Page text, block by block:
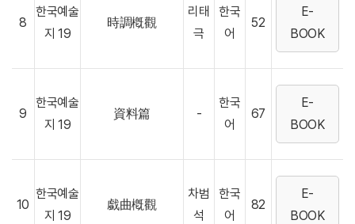
8
한국예술
지 19
時調槪觀
리태
극
한국
어
52
E-
BOOK
9
한국예술
지 19
資料篇 -
한국
어
67
E-
BOOK
10
한국예술
지 19
戱曲槪觀
차범
석
한국
어
82
E-
BOOK